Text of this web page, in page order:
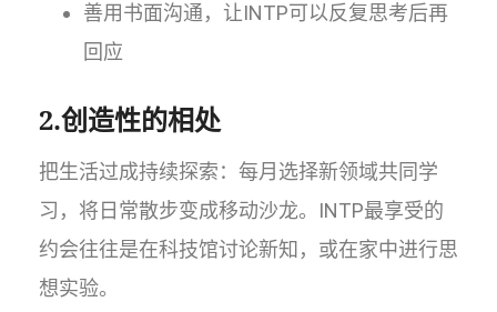
善用书面沟通，让INTP可以反复思考后再
回应
2.创造性的相处
把生活过成持续探索：每月选择新领域共同学
习，将日常散步变成移动沙龙。INTP最享受的
约会往往是在科技馆讨论新知，或在家中进行思
想实验。